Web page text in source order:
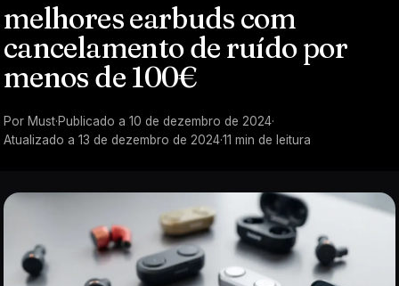
melhores earbuds com
cancelamento de ruído por
menos de 100€
Por Must·Publicado a 10 de dezembro de 2024·
Atualizado a 13 de dezembro de 2024·11 min de leitura